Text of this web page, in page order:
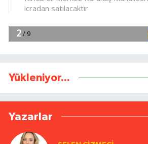
Yükleniyor...
Yazarlar